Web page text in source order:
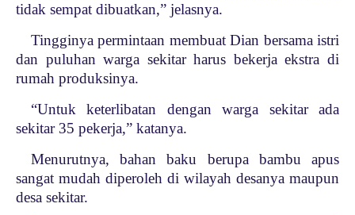
tidak sempat dibuatkan,” jelasnya.
Tingginya permintaan membuat Dian bersama istri
dan puluhan warga sekitar harus bekerja ekstra di
rumah produksinya.
“Untuk keterlibatan dengan warga sekitar ada
sekitar 35 pekerja,” katanya.
Menurutnya, bahan baku berupa bambu apus
sangat mudah diperoleh di wilayah desanya maupun
desa sekitar.